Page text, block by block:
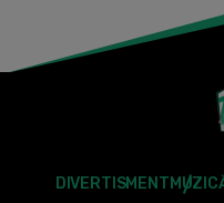
DIVERTISMENT